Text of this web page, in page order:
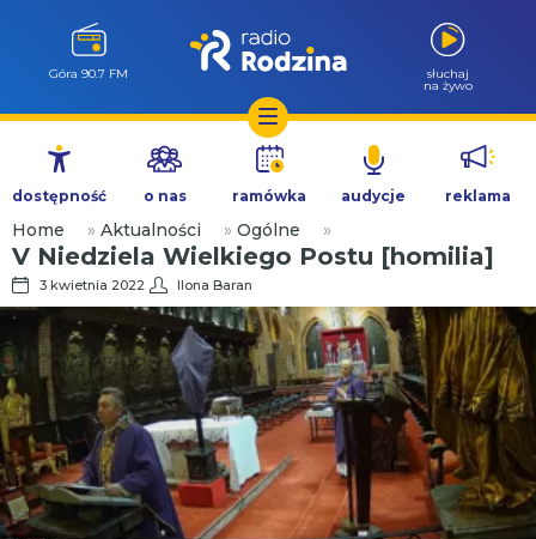
Przejdź
treści
Góra 90.7 FM słuchaj
na żywo
dostępność o nas ramówka audycje reklama
Home » Aktualności » Ogólne »
V Niedziela Wielkiego Postu [homilia]
3 kwietnia 2022 Ilona Baran